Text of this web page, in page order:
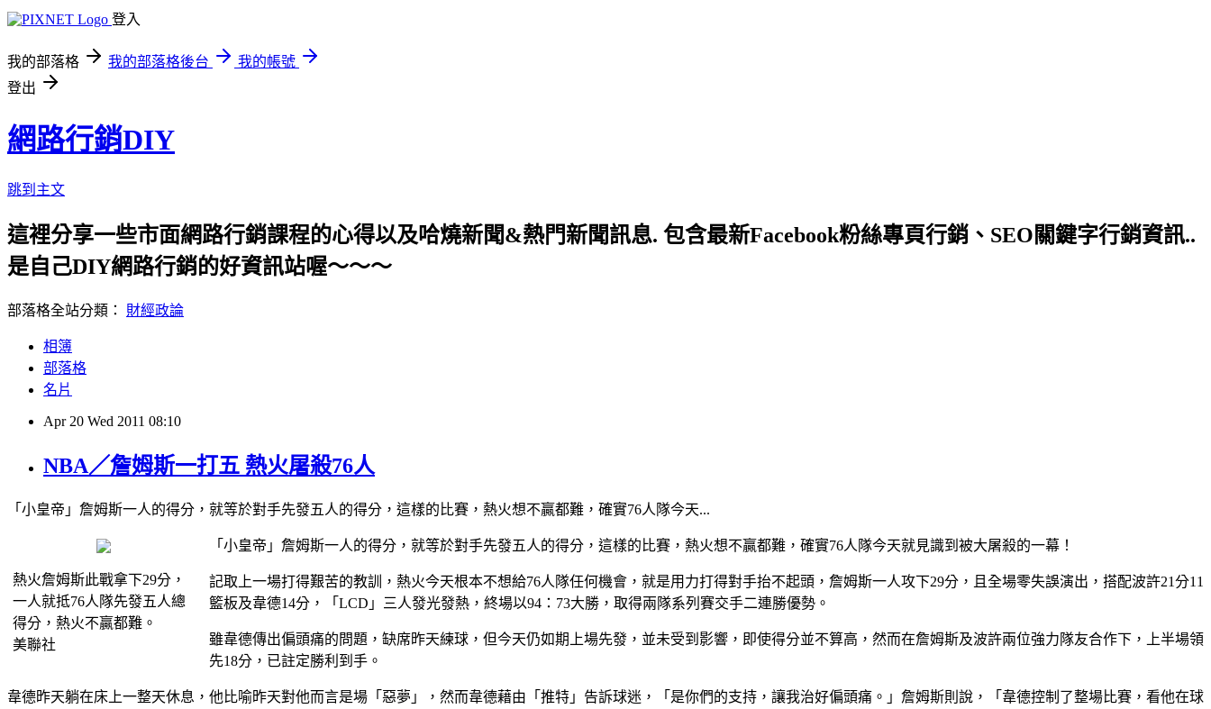
登入
我的部落格 我的部落格後台
我的帳號
登出
網路行銷DIY
跳到主文
這裡分享一些市面網路行銷課程的心得以及哈燒新聞&熱門新聞訊息. 包含最新Facebook粉絲專頁行銷、SEO關鍵字行銷資訊..
是自己DIY網路行銷的好資訊站喔～～～
部落格全站分類： 財經政論
相簿
部落格
名片
Apr 20 Wed 2011 08:10
NBA／詹姆斯一打五 熱火屠殺76人
「小皇帝」詹姆斯一人的得分，就等於對手先發五人的得分，這樣的比賽，熱火想不贏都難，確實76人隊今天...
熱火詹姆斯此戰拿下29分，
一人就抵76人隊先發五人總
得分，熱火不贏都難。
美聯社
「小皇帝」詹姆斯一人的得分，就等於對手先發五人的得分，這樣的比賽，熱火想不贏都難，確實76人隊今天就見識到被大屠殺的一幕！
記取上一場打得艱苦的教訓，熱火今天根本不想給76人隊任何機會，就是用力打得對手抬不起頭，詹姆斯一人攻下29分，且全場零失誤演出，搭配波許21分11
籃板及韋德14分，「LCD」三人發光發熱，終場以94：73大勝，取得兩隊系列賽交手二連勝優勢。
雖韋德傳出偏頭痛的問題，缺席昨天練球，但今天仍如期上場先發，並未受到影響，即使得分並不算高，然而在詹姆斯及波許兩位強力隊友合作下，上半場領
先18分，已註定勝利到手。
韋德昨天躺在床上一整天休息，他比喻昨天對他而言是場「惡夢」，然而韋德藉由「推特」告訴球迷，「是你們的支持，讓我治好偏頭痛。」詹姆斯則說，「韋德控制了整場比賽，看他在球